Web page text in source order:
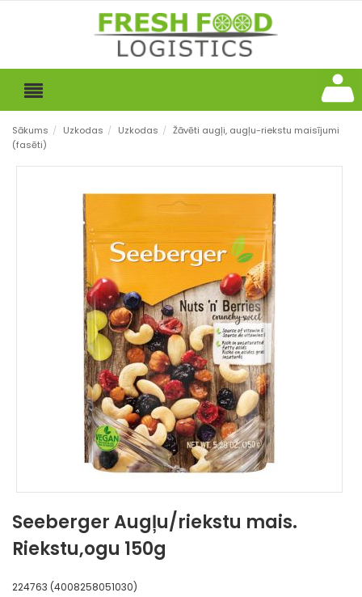
Sākums / Uzkodas / Uzkodas / Žāvēti augļi, augļu-riekstu maisījumi
(fasēti)
Seeberger Augļu/riekstu mais.
Riekstu,ogu 150g
224763 (4008258051030)